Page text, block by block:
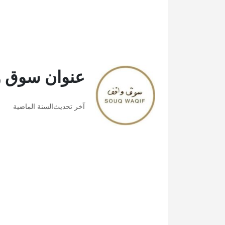
عنوان سوق
آخر تحديثالسنة الماضية